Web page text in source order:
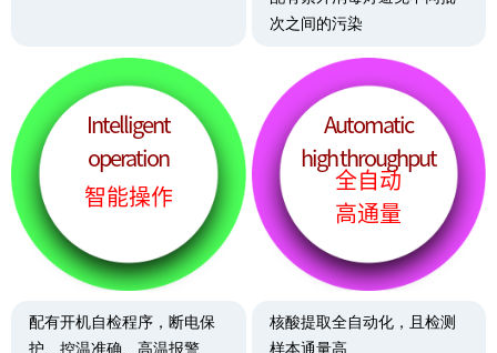
次之间的污染
Intelligent
operation
智能操作
配有开机自检程序，断电保
护、控温准确、高温报警、
Automatic
high throughput
全自动
高通量
核酸提取全自动化，且检测
样本通量高